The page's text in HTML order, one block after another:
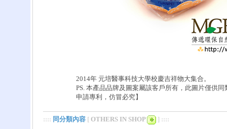
2014年 元培醫事科技大學校慶吉祥物大集合。
PS. 本產品品牌及圖案屬該客戶所有，此圖片僅供
申請專利，仿冒必究】
:::: 同分類內容 [ OTHERS IN SHOP ] ::::